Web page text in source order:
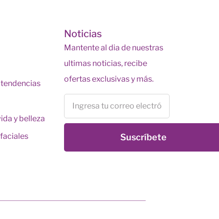
y belleza
Noticias
Mantente al dia de nuestras
ultimas noticias, recibe
ofertas exclusivas y más.
Suscríbete